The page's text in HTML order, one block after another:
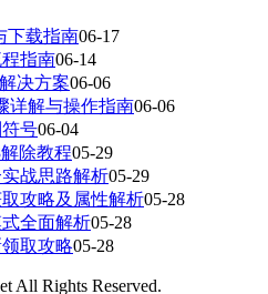
下载指南06-17
指南06-14
决方案06-06
详解与操作指南06-06
号06-04
除教程05-29
战思路解析05-29
攻略及属性解析05-28
全面解析05-28
取攻略05-28
All Rights Reserved.